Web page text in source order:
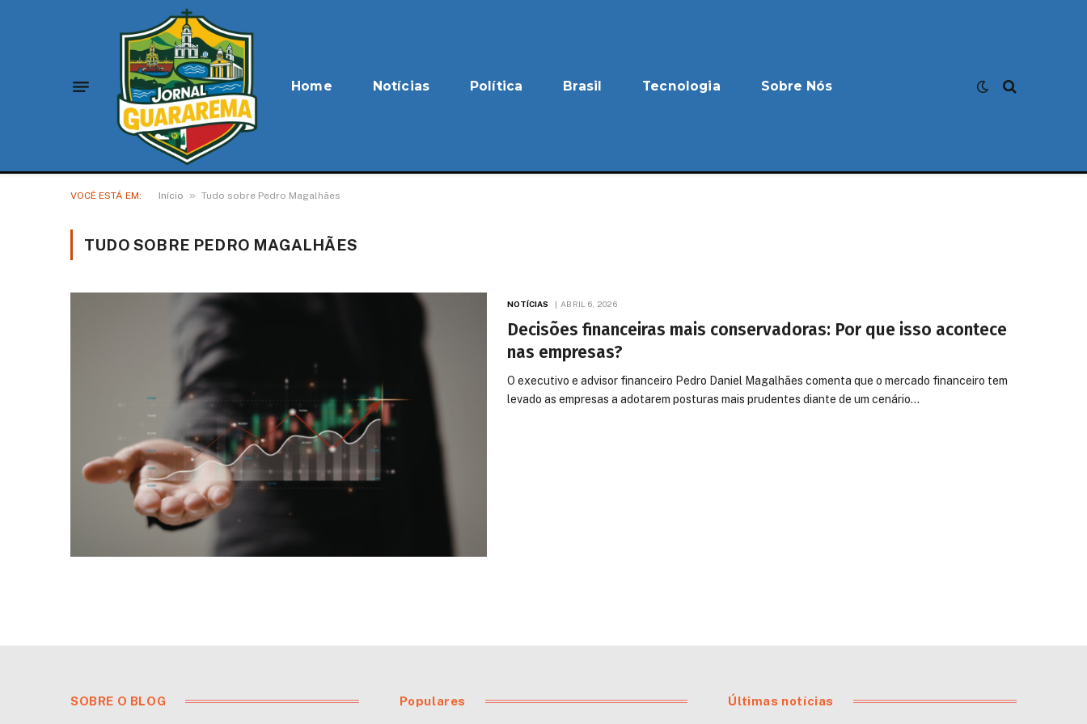
Home Notícias Política Brasil Tecnologia Sobre Nós
VOCÊ ESTÁ EM: Início » Tudo sobre Pedro Magalhães
TUDO SOBRE PEDRO MAGALHÃES
NOTÍCIAS ABRIL 6, 2026
Decisões financeiras mais conservadoras: Por que isso acontece
nas empresas?
O executivo e advisor financeiro Pedro Daniel Magalhães comenta que o mercado financeiro tem
levado as empresas a adotarem posturas mais prudentes diante de um cenário…
SOBRE O BLOG Populares Últimas notícias